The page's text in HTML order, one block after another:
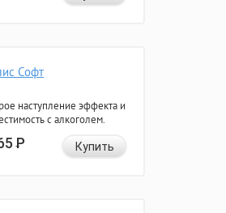
Софт
наступление эффекта и
с алкоголем.
Р Купить